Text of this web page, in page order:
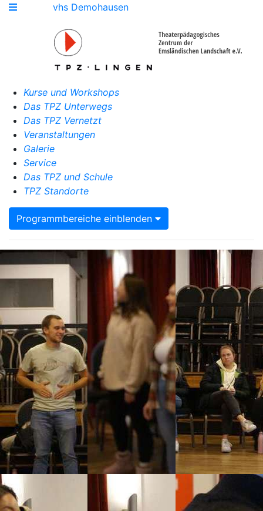
vhs Demohausen
Kurse und Workshops
Das TPZ Unterwegs
Das TPZ Vernetzt
Veranstaltungen
Galerie
Service
Das TPZ und Schule
TPZ Standorte
Programmbereiche einblenden